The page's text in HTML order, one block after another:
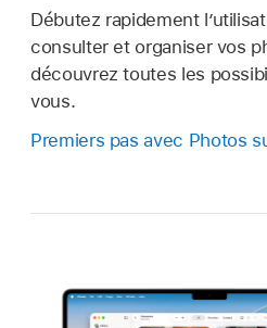
Débutez rapidement
consulter et organiser vos
découvrez toutes les
vous.
Premiers pas avec Photos